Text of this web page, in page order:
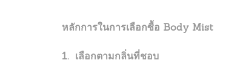
หลักการในการเลือกซื้อ Body Mist
1. เลือกตามกลิ่นที่ชอบ